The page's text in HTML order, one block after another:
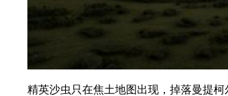
精英沙虫只在焦土地图出现，掉落曼提柯